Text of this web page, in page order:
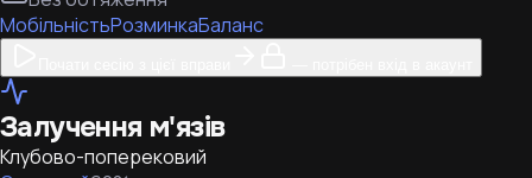
МобільністьРозминкаБаланс
Залучення м'язів
Клубово-поперековий